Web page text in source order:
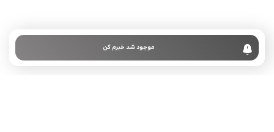
موجود شد خبرم کن
درباره ما